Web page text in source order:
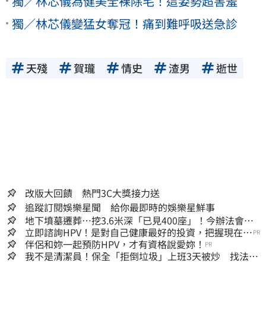
獨／林芯儀變猛女奪冠！痛到難呼吸送急診
天殘 賀瓏 情史 渣男 逝世
改版大回饋 熱門3C大獎接力送
追蹤訂閱娛樂星聞 給你最即時的娛樂星鮮事
地下墳墓遷葬…挖3.6米深「已見400座」！今辦法會安
撫祖先
立即諮詢HPV！是對自己健康最好的投資，把握現在不
嫌晚！
PR
伴侶和妳一起預防HPV，才有資格說愛妳！ PR
我不是清潔員！保全「拒倒垃圾」上班3天被炒 找法院